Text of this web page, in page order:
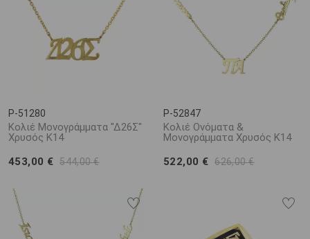
P-51280
Κολιέ Μονογράμματα "Δ26Σ"
Χρυσός Κ14
453,00 € 544,00 €
P-52847
Κολιέ Ονόματα &
Μονογράμματα Χρυσός Κ14
522,00 € 626,00 €